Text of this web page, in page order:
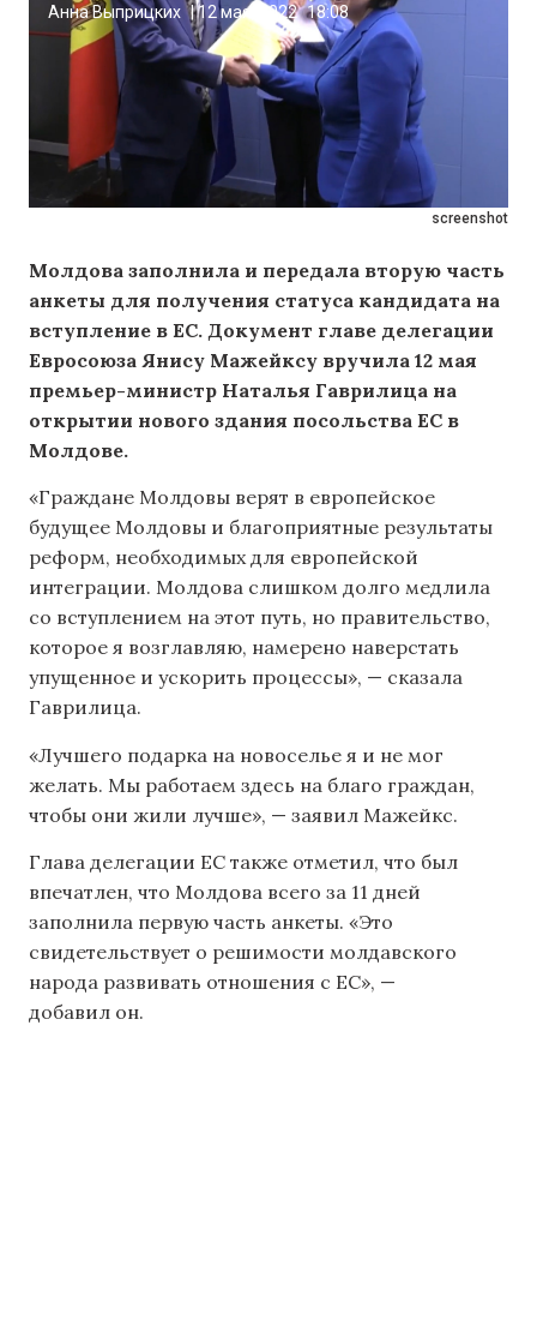
screenshot
Анна Выприцких |12 мая, 2022 18:08
Молдова заполнила и передала вторую часть
анкеты для получения статуса кандидата на
вступление в ЕС. Документ главе делегации
Евросоюза Янису Мажейксу вручила 12 мая
премьер-министр Наталья Гаврилица на
открытии нового здания посольства ЕС в
Молдове.
«Граждане Молдовы верят в европейское
будущее Молдовы и благоприятные результаты
реформ, необходимых для европейской
интеграции. Молдова слишком долго медлила
со вступлением на этот путь, но правительство,
которое я возглавляю, намерено наверстать
упущенное и ускорить процессы», — сказала
Гаврилица.
«Лучшего подарка на новоселье я и не мог
желать. Мы работаем здесь на благо граждан,
чтобы они жили лучше», — заявил Мажейкс.
Глава делегации ЕС также отметил, что был
впечатлен, что Молдова всего за 11 дней
заполнила первую часть анкеты. «Это
свидетельствует о решимости молдавского
народа развивать отношения с ЕС», —
добавил он.